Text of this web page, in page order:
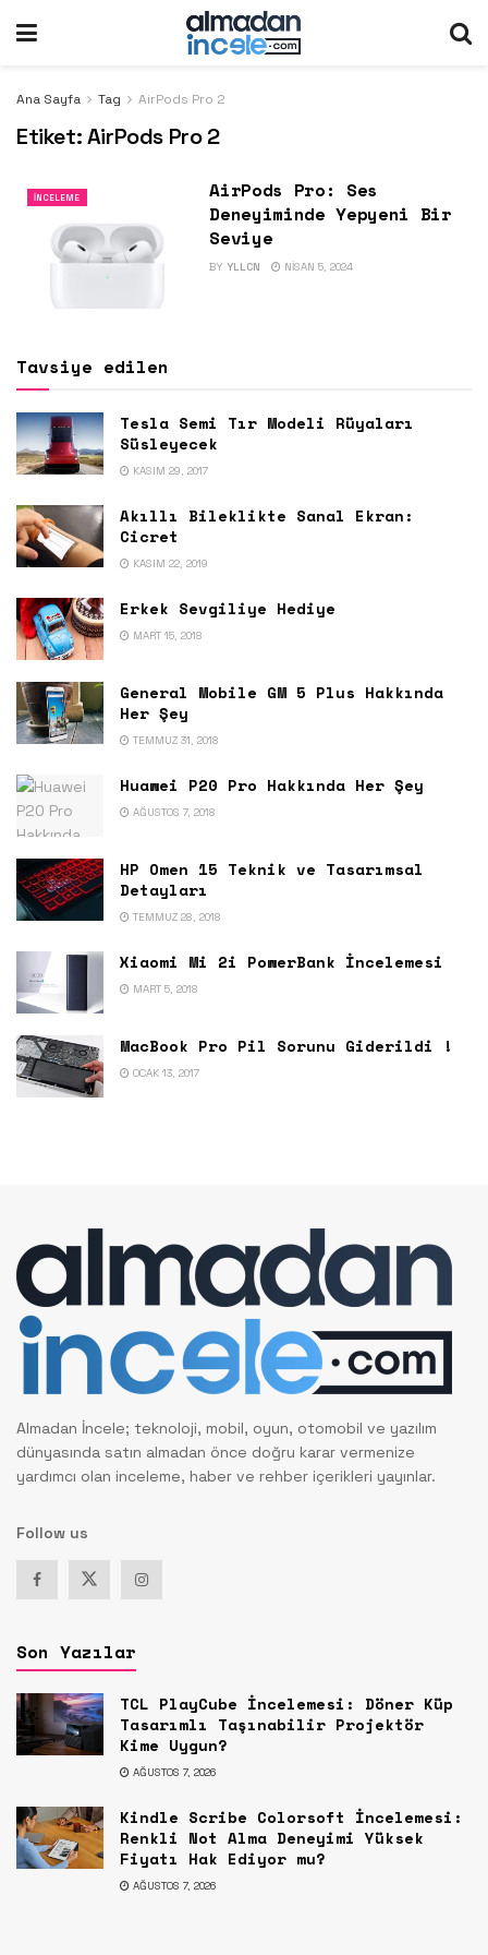
Ana Sayfa Tag AirPods Pro 2
Etiket:AirPods Pro 2
İNCELEME
AirPods Pro: Ses
Deneyiminde Yepyeni Bir
Seviye
BY YLLCN NISAN 5, 2024
Tavsiye edilen
Tesla Semi Tır Modeli Rüyaları
Süsleyecek
KASIM 29, 2017
Akıllı Bileklikte Sanal Ekran:
Cicret
KASIM 22, 2019
Erkek Sevgiliye Hediye
MART 15, 2018
General Mobile GM 5 Plus Hakkında
Her Şey
TEMMUZ 31, 2018
Huawei P20 Pro Hakkında Her Şey
AĞUSTOS 7, 2018
HP Omen 15 Teknik ve Tasarımsal
Detayları
TEMMUZ 28, 2018
Xiaomi Mi 2i PowerBank İncelemesi
MART 5, 2018
MacBook Pro Pil Sorunu Giderildi !
OCAK 13, 2017
Almadan İncele; teknoloji, mobil, oyun, otomobil ve yazılım
dünyasında satın almadan önce doğru karar vermenize
yardımcı olan inceleme, haber ve rehber içerikleri yayınlar.
Follow us
Son Yazılar
TCL PlayCube İncelemesi: Döner Küp
Tasarımlı Taşınabilir Projektör
Kime Uygun?
AĞUSTOS 7, 2026
Kindle Scribe Colorsoft İncelemesi:
Renkli Not Alma Deneyimi Yüksek
Fiyatı Hak Ediyor mu?
AĞUSTOS 7, 2026